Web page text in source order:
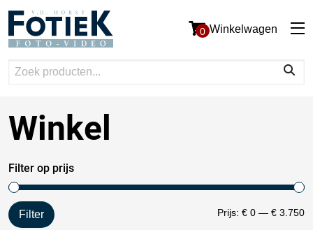
0 Winkelwagen
Winkel
Filter op prijs
Filter Prijs: € 0 — € 3.750